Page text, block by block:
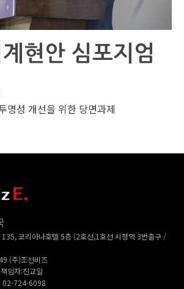
현안 심포지엄
명성 개선을 위한 당면과제
135, 코리아나호텔 5층 (2호선,1호선 시청역 3번출구 /
(주)조선비즈
임자:진교일
02-724-6098